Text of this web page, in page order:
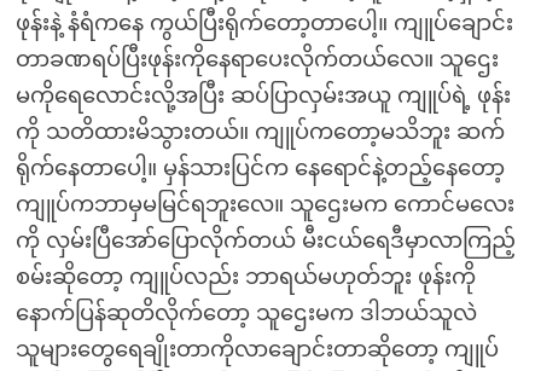
ဖုန်းနဲ့ နံရံကနေ ကွယ်ပြီးရိုက်တော့တာပေါ့။ ကျူပ်ချောင်း
တာခဏရပ်ပြီးဖုန်းကိုနေရာပေးလိုက်တယ်လေ။ သူဌေး
မကိုရေလောင်းလို့အပြီး ဆပ်ပြာလှမ်းအယူ ကျူပ်ရဲ့ ဖုန်း
ကို သတိထားမိသွားတယ်။ ကျူပ်ကတော့မသိဘူး ဆက်
ရိုက်နေတာပေါ့။ မှန်သားပြင်က နေရောင်နဲ့တည့်နေတော့
ကျူပ်ကဘာမှမမြင်ရဘူးလေ။ သူဌေးမက ကောင်မလေး
ကို လှမ်းပြီအော်ပြောလိုက်တယ် မီးငယ်ရေဒီမှာလာကြည့်
စမ်းဆိုတော့ ကျူပ်လည်း ဘာရယ်မဟုတ်ဘူး ဖုန်းကို
နောက်ပြန်ဆုတိလိုက်တော့ သူဌေးမက ဒါဘယ်သူလဲ
သူများတွေရေချိုးတာကိုလာချောင်းတာဆိုတော့ ကျူပ်